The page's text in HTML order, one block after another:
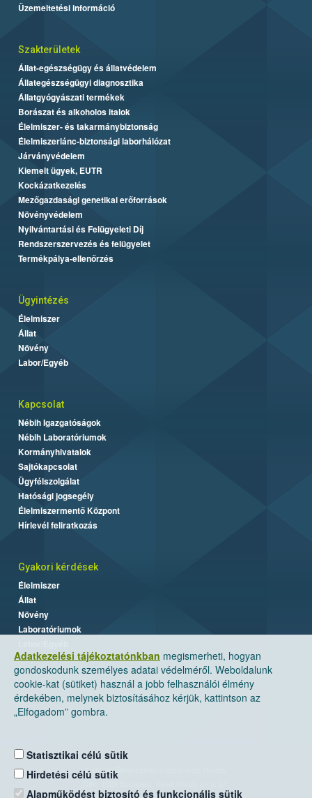
Adatkezelési tájékoztatónkban megismerheti, hogyan
gondoskodunk személyes adatai védelméről. Weboldalunk
cookie-kat (sütiket) használ a jobb felhasználói élmény
érdekében, melynek biztosításához kérjük, kattintson az
„Elfogadom” gombra.
Statisztikai célú sütik
Hirdetési célú sütik
Alapműködést biztosító és funkcionális sütik
Üzemeltetési információ
Szakterületek
Állat-egészségügy és állatvédelem
Állategészségügyi diagnosztika
Állatgyógyászati termékek
Borászat és alkoholos italok
Élelmiszer- és takarmánybiztonság
Élelmiszerlánc-biztonsági laborhálózat
Járványvédelem
Kiemelt ügyek, EUTR
Kockázatkezelés
Mezőgazdasági genetikai erőforrások
Növényvédelem
Nyilvántartási és Felügyeleti Díj
Rendszerszervezés és felügyelet
Termékpálya-ellenőrzés
Ügyintézés
Élelmiszer
Állat
Növény
Labor/Egyéb
Kapcsolat
Nébih Igazgatóságok
Nébih Laboratóriumok
Kormányhivatalok
Sajtókapcsolat
Ügyfélszolgálat
Hatósági jogsegély
Élelmiszermentő Központ
Hírlevél feliratkozás
Gyakori kérdések
Élelmiszer
Állat
Növény
Laboratóriumok
Nemzeti Élelmiszerlánc-biztonsági Hivatal